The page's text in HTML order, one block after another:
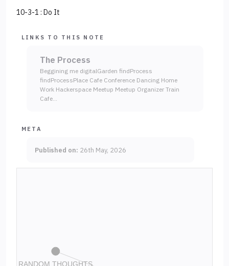
10-3-1 : Do It
LINKS TO THIS NOTE
The Process
Beggining me digitalGarden findProcess
findProcessPlace Cafe Conference Dancing Home
Work Hackerspace Meetup Meetup Organizer Train
Cafe…
META
Published on: 26th May, 2026